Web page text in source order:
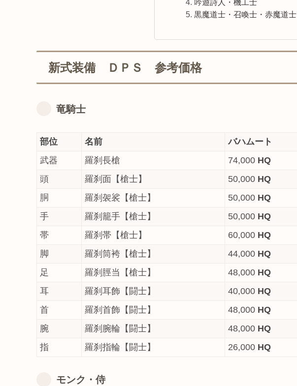
黒魔道士・召喚士・赤魔道士
新式装備 ＤＰＳ 参考価格
竜騎士
部位 名前 バハムート
武器
羅刹長槍 74,000 HQ
頭
羅刹面【槍士】 50,000 HQ
胴
羅刹袈裟【槍士】 50,000 HQ
手
羅刹籠手【槍士】 50,000 HQ
帯
羅刹帯【槍士】 60,000 HQ
脚
羅刹筒袴【槍士】 44,000 HQ
足
羅刹脛当【槍士】 48,000 HQ
耳
羅刹耳飾【闘士】 40,000 HQ
首
羅刹首飾【闘士】 48,000 HQ
腕
羅刹腕輪【闘士】 48,000 HQ
指
羅刹指輪【闘士】 26,000 HQ
モンク・侍